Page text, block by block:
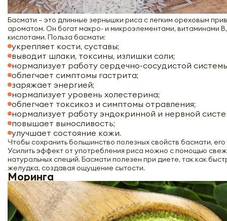
Басмати – это длинные зернышки риса с легким ореховым
ароматом. Он богат макро- и микроэлементами, витаминами
кислотами. Польза басмати:
укрепляет кости, суставы;
выводит шлаки, токсины, излишки соли;
нормализует работу сердечно-сосудистой
облегчает симптомы гастрита;
заряжает энергией;
нормализует уровень холестерина;
облегчает токсикоз и симптомы отравления;
нормализует работу эндокринной и нервной
повышает выносливость;
улучшает состояние кожи.
Чтобы сохранить большинство полезных свойств басмати,
Усилить эффект от употребления риса можно с помощью
натуральных специй. Басмати полезен при диете, так как
желудка, создавая ощущение сытости.
Моринга